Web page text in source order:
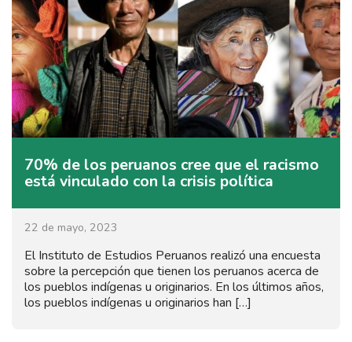
70% de los peruanos cree que el racismo
está vinculado con la crisis política
22 de mayo, 2023
El Instituto de Estudios Peruanos realizó una encuesta
sobre la percepción que tienen los peruanos acerca de
los pueblos indígenas u originarios. En los últimos años,
los pueblos indígenas u originarios han […]